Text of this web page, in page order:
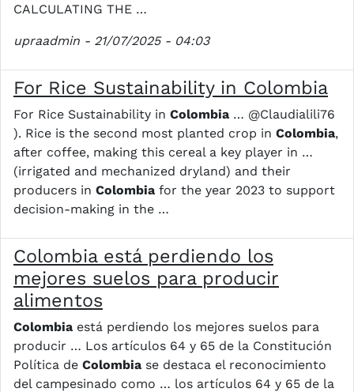
CALCULATING THE …
upraadmin - 21/07/2025 - 04:03
For Rice Sustainability in Colombia
For Rice Sustainability in Colombia … @Claudialili76
). Rice is the second most planted crop in Colombia,
after coffee, making this cereal a key player in …
(irrigated and mechanized dryland) and their
producers in Colombia for the year 2023 to support
decision-making in the …
Colombia está perdiendo los
mejores suelos para producir
alimentos
Colombia está perdiendo los mejores suelos para
producir … Los artículos 64 y 65 de la Constitución
Política de Colombia se destaca el reconocimiento
del campesinado como … los artículos 64 y 65 de la